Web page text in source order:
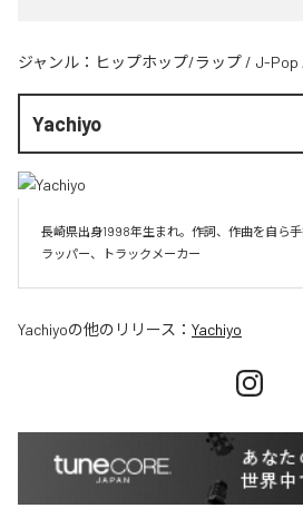
ジャンル： ヒップホップ/ラップ / J-Pop
Yachiyo
長崎県出身1998年生まれ。作詞、作曲を自ら手
Yachiyoの他のリリース： Yachiyo